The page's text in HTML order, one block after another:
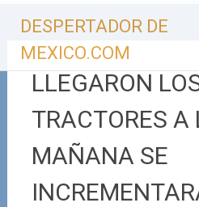
contenido
DESPERTADOR DE
MEXICO.COM
LLEGARON
TRACTORES A
MAÑANA SE